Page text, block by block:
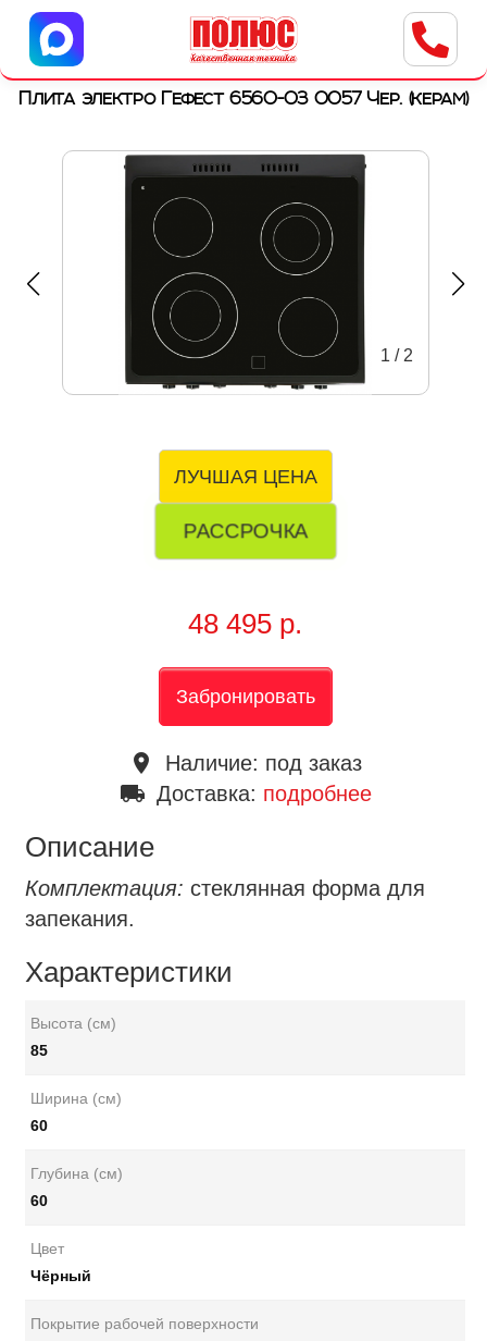
Центр бытовой техники
г. Ульяновск, ул. Пушкарева, 8a
Плита электро Гефест 6560-03 0057 Чер. (керам)
1 / 2
ЛУЧШАЯ ЦЕНА
РАССРОЧКА
48 495 р.
Забронировать
place Наличие: под заказ
local_shipping Доставка: подробнее
Описание
Комплектация: стеклянная форма для
запекания.
Характеристики
Высота (см)
85
Ширина (см)
60
Глубина (см)
60
Цвет
Чёрный
Покрытие рабочей поверхности